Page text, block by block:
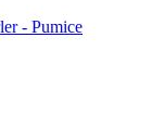
- Pumice